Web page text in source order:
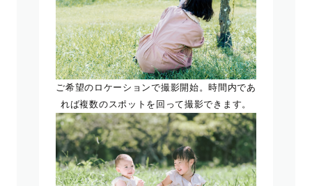
ご希望のロケーションで撮影開始。時間内であ
れば複数のスポットを回って撮影できます。